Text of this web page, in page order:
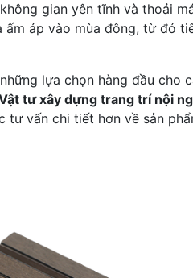
gian yên tĩnh và thoải
áp vào mùa đông, từ đó
lựa chọn hàng đầu cho
tư xây dựng trang trí nội
tư vấn chi tiết hơn về sản